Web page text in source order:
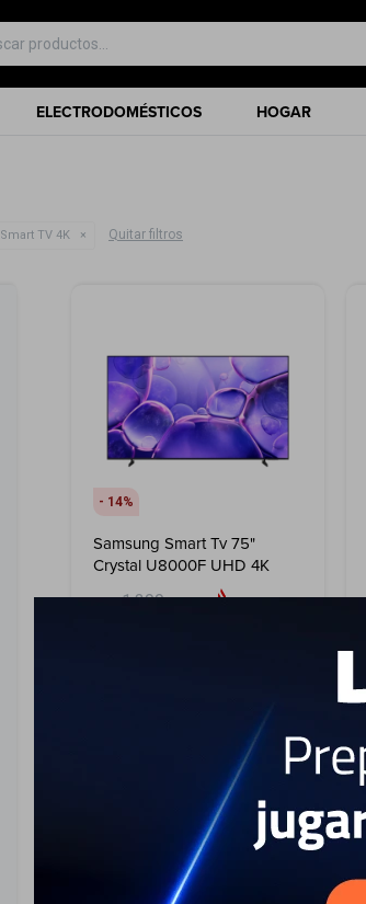
ELECTRODOMÉSTICOS HOGAR
Smart TV 4K Quitar filtros
14
Samsung Smart Tv 75"
Crystal U8000F UHD 4K
USD 1.399